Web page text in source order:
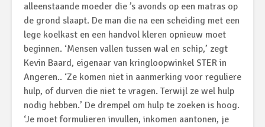
alleenstaande moeder die ’s avonds op een matras op
de grond slaapt. De man die na een scheiding met een
lege koelkast en een handvol kleren opnieuw moet
beginnen. ‘Mensen vallen tussen wal en schip,’ zegt
Kevin Baard, eigenaar van kringloopwinkel STER in
Angeren.. ‘Ze komen niet in aanmerking voor reguliere
hulp, of durven die niet te vragen. Terwijl ze wel hulp
nodig hebben.’ De drempel om hulp te zoeken is hoog.
‘Je moet formulieren invullen, inkomen aantonen, je